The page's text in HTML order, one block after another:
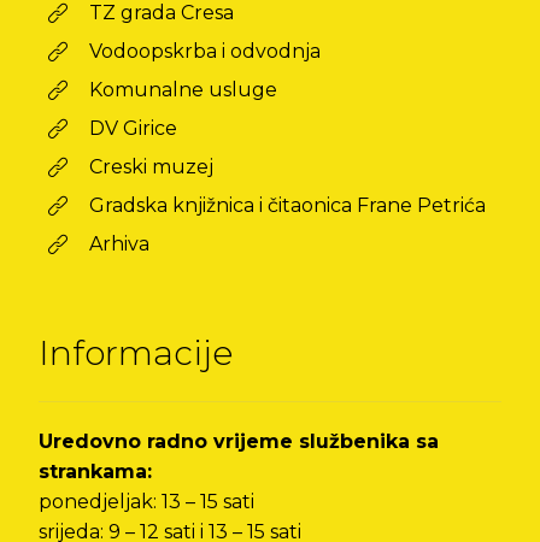
TZ grada Cresa
Vodoopskrba i odvodnja
Komunalne usluge
DV Girice
Creski muzej
Gradska knjižnica i čitaonica Frane Petrića
Arhiva
Informacije
Uredovno radno vrijeme službenika sa
strankama:
ponedjeljak: 13 – 15 sati
srijeda: 9 – 12 sati i 13 – 15 sati